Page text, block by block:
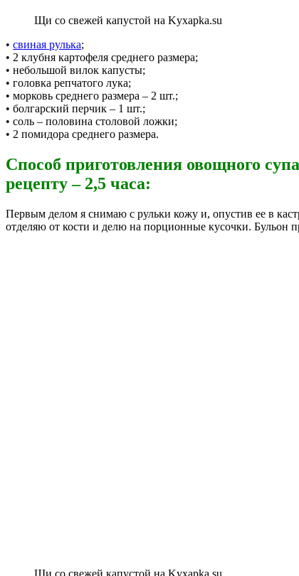
Щи со свежей капустой на Kyxapka.su
• свиная рулька;
• 2 клубня картофеля среднего размера;
• небольшой вилок капусты;
• головка репчатого лука;
• морковь среднего размера – 2 шт.;
• болгарский перчик – 1 шт.;
• соль – половина столовой ложки;
• 2 помидора среднего размера.
Способ приготовления овощного
рецепту – 2,5 часа:
Первым делом я снимаю с рульки кожу и, опустив ее в
отделяю от кости и делю на порционные кусочки. Бульон
Щи со свежей капустой на Kyxapka.su